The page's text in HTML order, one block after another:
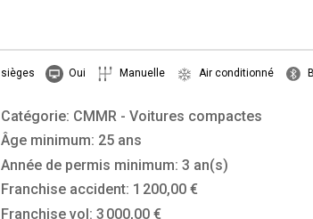
Oui Manuelle Air conditionné
Catégorie: CMMR - Voitures compactes
Âge minimum: 25 ans
Année de permis minimum: 3 an(s)
Franchise accident: 1 200,00 €
Franchise vol: 3 000,00 €